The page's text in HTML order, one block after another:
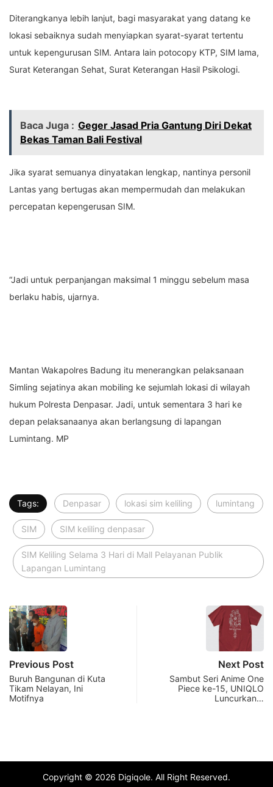
Diterangkanya lebih lanjut, bagi masyarakat yang datang ke
lokasi sebaiknya sudah menyiapkan syarat-syarat tertentu
untuk kepengurusan SIM. Antara lain potocopy KTP, SIM lama,
Surat Keterangan Sehat, Surat Keterangan Hasil Psikologi.
Baca Juga : Geger Jasad Pria Gantung Diri Dekat
Bekas Taman Bali Festival
Jika syarat semuanya dinyatakan lengkap, nantinya personil
Lantas yang bertugas akan mempermudah dan melakukan
percepatan kepengerusan SIM.
“Jadi untuk perpanjangan maksimal 1 minggu sebelum masa
berlaku habis, ujarnya.
Mantan Wakapolres Badung itu menerangkan pelaksanaan
Simling sejatinya akan mobiling ke sejumlah lokasi di wilayah
hukum Polresta Denpasar. Jadi, untuk sementara 3 hari ke
depan pelaksanaanya akan berlangsung di lapangan
Lumintang. MP
Tags: Denpasar lokasi sim keliling lumintang
SIM SIM keliling denpasar
SIM Keliling Selama 3 Hari di Mall Pelayanan Publik
Lapangan Lumintang
Previous Post
Buruh Bangunan di Kuta
Tikam Nelayan, Ini
Motifnya
Next Post
Sambut Seri Anime One
Piece ke-15, UNIQLO
Luncurkan…
Copyright © 2026 Digiqole. All Right Reserved.